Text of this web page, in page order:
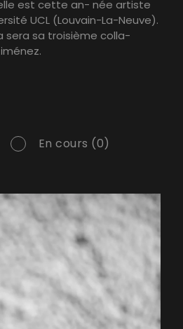
est cette an- née artiste
UCL (Louvain-La-Neuve).
sera sa troisième colla-
En cours (0)